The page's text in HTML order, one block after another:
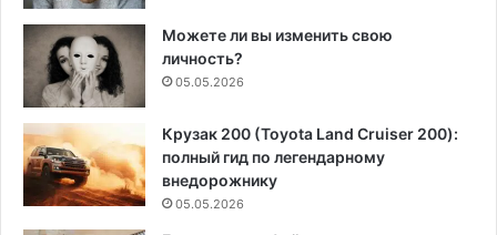
Можете ли вы изменить свою
личность?
05.05.2026
Крузак 200 (Toyota Land Cruiser 200):
полный гид по легендарному
внедорожнику
05.05.2026